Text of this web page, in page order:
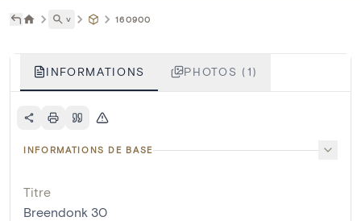
˅ 160900
INFORMATIONS PHOTOS (1)
INFORMATIONS DE BASE
Titre
Breendonk 30